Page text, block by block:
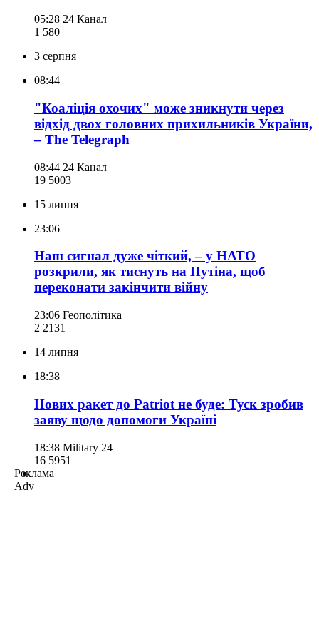
05:28 24 Канал
1 580
3 серпня
08:44
"Коаліція охочих" може зникнути через
відхід двох головних прихильників України,
– The Telegraph
08:44 24 Канал
19 5003
15 липня
23:06
Наш сигнал дуже чіткий, – у НАТО
розкрили, як тиснуть на Путіна, щоб
переконати закінчити війну
23:06 Геополітика
2 2131
14 липня
18:38
Нових ракет до Patriot не буде: Туск зробив
заяву щодо допомоги Україні
18:38 Military 24
16 5951
Реклама
Adv